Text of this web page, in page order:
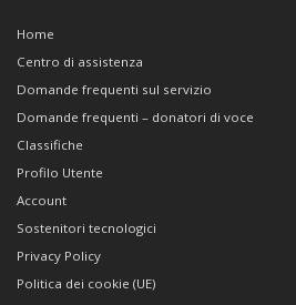
Home
Centro di assistenza
Domande frequenti sul servizio
Domande frequenti – donatori di voce
Classifiche
Profilo Utente
Account
Sostenitori tecnologici
Privacy Policy
Politica dei cookie (UE)